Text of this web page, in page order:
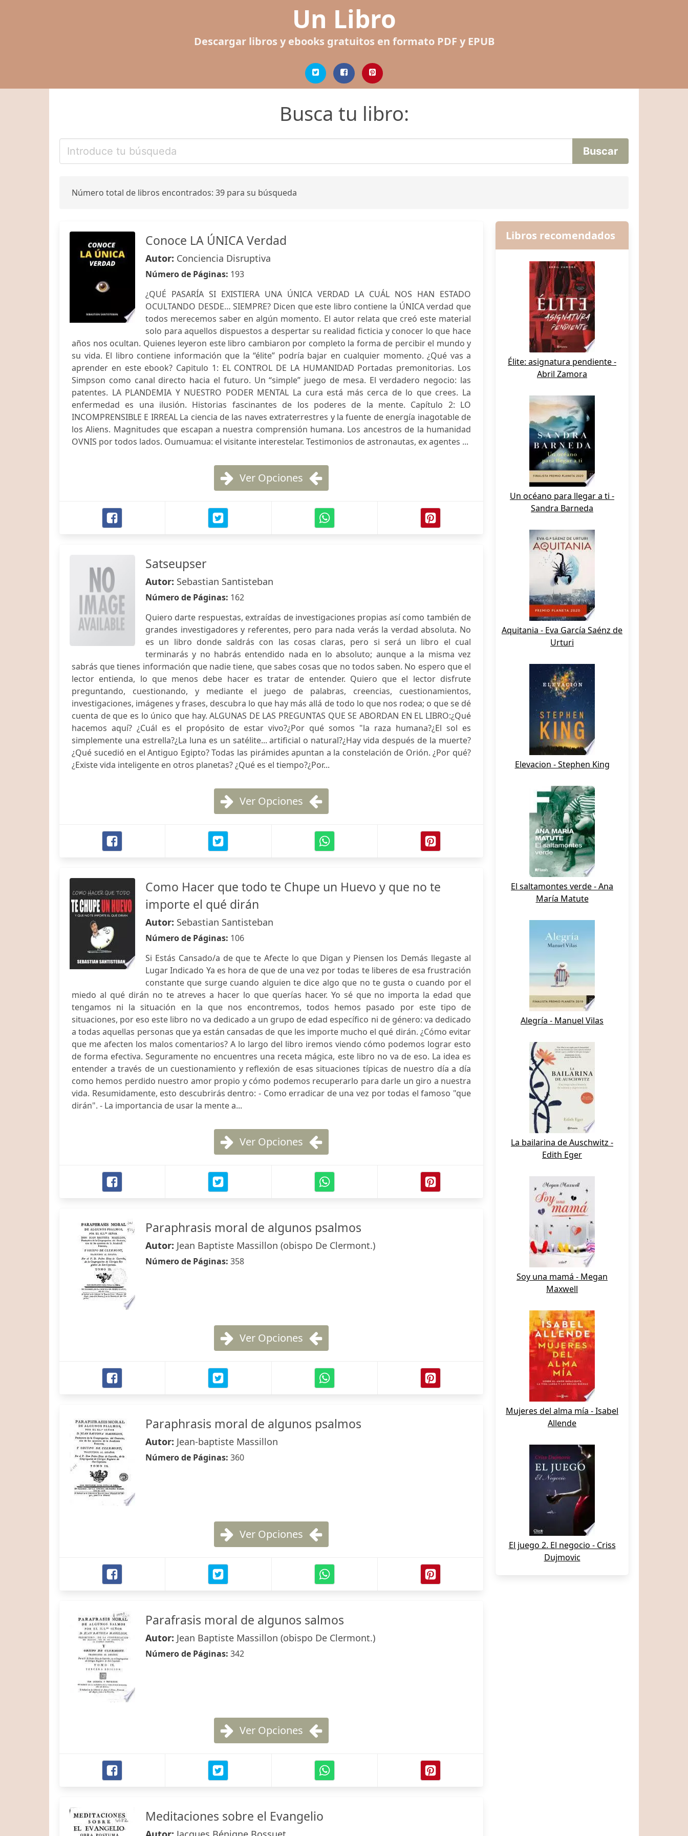
Un Libro
Descargar libros y ebooks gratuitos en formato PDF y EPUB
Busca tu libro:
Número total de libros encontrados: 39 para su búsqueda
Conoce LA ÚNICA Verdad
Autor: Conciencia Disruptiva
Número de Páginas: 193
¿QUÉ PASARÍA SI EXISTIERA UNA ÚNICA VERDAD LA CUÁL NOS HAN ESTADO
OCULTANDO DESDE… SIEMPRE? Dicen que este libro contiene la ÚNICA verdad que
todos merecemos saber en algún momento. El autor relata que creó este material
solo para aquellos dispuestos a despertar su realidad ficticia y conocer lo que hace
años nos ocultan. Quienes leyeron este libro cambiaron por completo la forma de percibir el mundo y
su vida. El libro contiene información que la “élite” podría bajar en cualquier momento. ¿Qué vas a
aprender en este ebook? Capitulo 1: EL CONTROL DE LA HUMANIDAD Portadas premonitorias. Los
Simpson como canal directo hacia el futuro. Un “simple” juego de mesa. El verdadero negocio: las
patentes. LA PLANDEMIA Y NUESTRO PODER MENTAL La cura está más cerca de lo que crees. La
enfermedad es una ilusión. Historias fascinantes de los poderes de la mente. Capítulo 2: LO
INCOMPRENSIBLE E IRREAL La ciencia de las naves extraterrestres y la fuente de energía inagotable de
los Aliens. Magnitudes que escapan a nuestra comprensión humana. Los ancestros de la humanidad
OVNIS por todos lados. Oumuamua: el visitante interestelar. Testimonios de astronautas, ex agentes ...
Ver Opciones
Satseupser
Autor: Sebastian Santisteban
Número de Páginas: 162
Quiero darte respuestas, extraídas de investigaciones propias así como también de
grandes investigadores y referentes, pero para nada verás la verdad absoluta. No
es un libro donde saldrás con las cosas claras, pero si será un libro el cual
terminarás y no habrás entendido nada en lo absoluto; aunque a la misma vez
sabrás que tienes información que nadie tiene, que sabes cosas que no todos saben. No espero que el
lector entienda, lo que menos debe hacer es tratar de entender. Quiero que el lector disfrute
preguntando, cuestionando, y mediante el juego de palabras, creencias, cuestionamientos,
investigaciones, imágenes y frases, descubra lo que hay más allá de todo lo que nos rodea; o que se dé
cuenta de que es lo único que hay. ALGUNAS DE LAS PREGUNTAS QUE SE ABORDAN EN EL LIBRO:¿Qué
hacemos aquí? ¿Cuál es el propósito de estar vivo?¿Por qué somos "la raza humana?¿El sol es
simplemente una estrella?¿La luna es un satélite... artificial o natural?¿Hay vida después de la muerte?
¿Qué sucedió en el Antiguo Egipto? Todas las pirámides apuntan a la constelación de Orión. ¿Por qué?
¿Existe vida inteligente en otros planetas? ¿Qué es el tiempo?¿Por...
Ver Opciones
Como Hacer que todo te Chupe un Huevo y que no te
importe el qué dirán
Autor: Sebastian Santisteban
Número de Páginas: 106
Si Estás Cansado/a de que te Afecte lo que Digan y Piensen los Demás llegaste al
Lugar Indicado Ya es hora de que de una vez por todas te liberes de esa frustración
constante que surge cuando alguien te dice algo que no te gusta o cuando por el
miedo al qué dirán no te atreves a hacer lo que querías hacer. Yo sé que no importa la edad que
tengamos ni la situación en la que nos encontremos, todos hemos pasado por este tipo de
situaciones, por eso este libro no va dedicado a un grupo de edad específico ni de género: va dedicado
a todas aquellas personas que ya están cansadas de que les importe mucho el qué dirán. ¿Cómo evitar
que me afecten los malos comentarios? A lo largo del libro iremos viendo cómo podemos lograr esto
de forma efectiva. Seguramente no encuentres una receta mágica, este libro no va de eso. La idea es
entender a través de un cuestionamiento y reflexión de esas situaciones típicas de nuestro día a día
como hemos perdido nuestro amor propio y cómo podemos recuperarlo para darle un giro a nuestra
vida. Resumidamente, esto descubrirás dentro: - Como erradicar de una vez por todas el famoso "que
dirán". - La importancia de usar la mente a...
Ver Opciones
Paraphrasis moral de algunos psalmos
Autor: Jean Baptiste Massillon (obispo De Clermont.)
Número de Páginas: 358
Ver Opciones
Paraphrasis moral de algunos psalmos
Autor: Jean-baptiste Massillon
Número de Páginas: 360
Ver Opciones
Parafrasis moral de algunos salmos
Autor: Jean Baptiste Massillon (obispo De Clermont.)
Número de Páginas: 342
Ver Opciones
Meditaciones sobre el Evangelio
Libros recomendados
Élite: asignatura pendiente -
Abril Zamora
Un océano para llegar a ti -
Sandra Barneda
Aquitania - Eva García Saénz de
Urturi
Elevacion - Stephen King
El saltamontes verde - Ana
María Matute
Alegría - Manuel Vilas
La bailarina de Auschwitz -
Edith Eger
Soy una mamá - Megan
Maxwell
Mujeres del alma mía - Isabel
Allende
El juego 2. El negocio - Criss
Dujmovic